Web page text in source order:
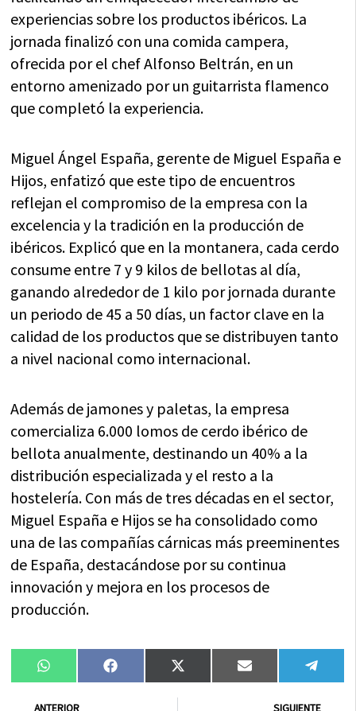
experiencias sobre los productos ibéricos. La
jornada finalizó con una comida campera,
ofrecida por el chef Alfonso Beltrán, en un
entorno amenizado por un guitarrista flamenco
que completó la experiencia.
Miguel Ángel España, gerente de Miguel España e
Hijos, enfatizó que este tipo de encuentros
reflejan el compromiso de la empresa con la
excelencia y la tradición en la producción de
ibéricos. Explicó que en la montanera, cada cerdo
consume entre 7 y 9 kilos de bellotas al día,
ganando alrededor de 1 kilo por jornada durante
un periodo de 45 a 50 días, un factor clave en la
calidad de los productos que se distribuyen tanto
a nivel nacional como internacional.
Además de jamones y paletas, la empresa
comercializa 6.000 lomos de cerdo ibérico de
bellota anualmente, destinando un 40% a la
distribución especializada y el resto a la
hostelería. Con más de tres décadas en el sector,
Miguel España e Hijos se ha consolidado como
una de las compañías cárnicas más preeminentes
de España, destacándose por su continua
innovación y mejora en los procesos de
producción.
Compartir
en
WhatsAppCompartir
en
FacebookCompartir
en
X
(Twitter)
Compartir
en
Email
en